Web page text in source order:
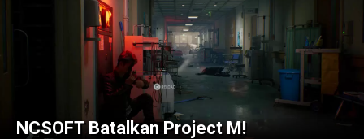
NCSOFT Batalkan Project M!